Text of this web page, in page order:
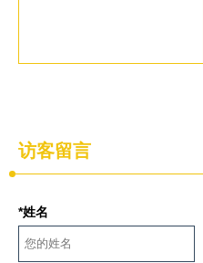
访客留言
*姓名